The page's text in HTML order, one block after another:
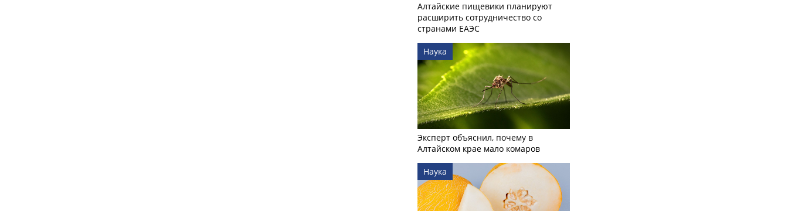
Алтайские пищевики планируют
расширить сотрудничество со
странами ЕАЭС
Наука
Эксперт объяснил, почему в
Алтайском крае мало комаров
Наука